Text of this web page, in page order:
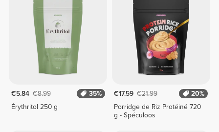
€5.84 €8.99
35%
Érythritol 250 g
€17.59 €21.99
20%
Porridge de Riz Protéiné 720
g - Spéculoos